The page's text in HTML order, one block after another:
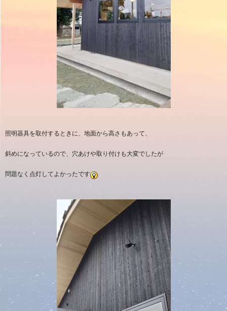
照明器具を取付するときに、地面から高さもあって、
斜めになっているので、穴あけや取り付けも大変でしたが
問題なく点灯してよかったです